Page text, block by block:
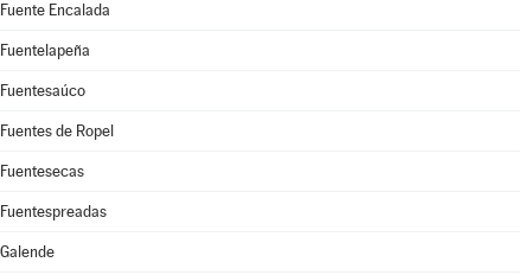
Fuente Encalada
Fuentelapeña
Fuentesaúco
Fuentes de Ropel
Fuentesecas
Fuentespreadas
Galende